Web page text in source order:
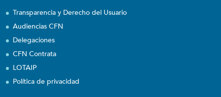
Transparencia y Derecho del Usuario
Audiencias CFN
Delegaciones
CFN Contrata
LOTAIP
Política de privacidad